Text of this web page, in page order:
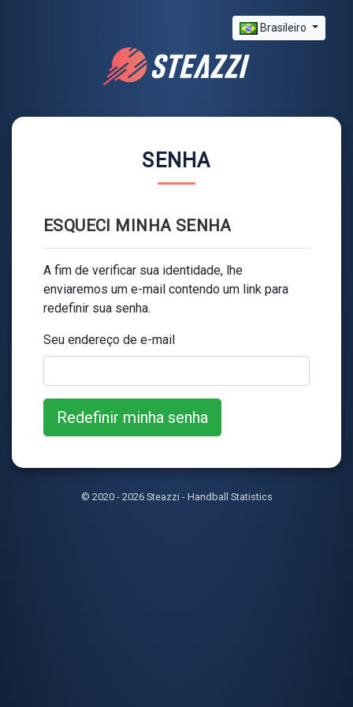
Brasileiro
SENHA
ESQUECI MINHA SENHA
A fim de verificar sua identidade, lhe
enviaremos um e-mail contendo um link para
redefinir sua senha.
Seu endereço de e-mail
© 2020 - 2026 Steazzi - Handball Statistics